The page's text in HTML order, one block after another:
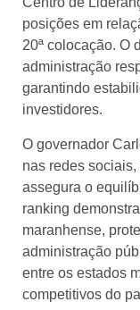
posições em
20ª colocação. O
administração
garantindo
investidores.
O governador
nas redes
assegura o
ranking
maranhense,
administração
entre os estados
competitivos do